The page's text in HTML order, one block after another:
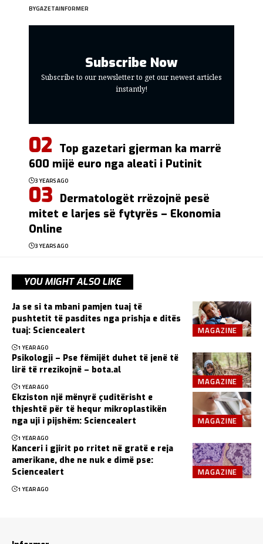
BYGAZETAINFORMER
Subscribe Now
Subscribe to our newsletter to get our newest articles
instantly!
Top gazetari gjerman ka marrë
600 mijë euro nga aleati i Putinit
3 YEARS AGO
Dermatologët rrëzojnë pesë
mitet e larjes së fytyrës – Ekonomia
Online
3 YEARS AGO
YOU MIGHT ALSO LIKE
MAGAZINE
Ja se si ta mbani pamjen tuaj të
pushtetit të pasdites nga prishja e ditës
tuaj: Sciencealert
1 YEAR AGO
MAGAZINE
Psikologji – Pse fëmijët duhet të jenë të
lirë të rrezikojnë – bota.al
1 YEAR AGO
MAGAZINE
Ekziston një mënyrë çuditërisht e
thjeshtë për të hequr mikroplastikën
nga uji i pijshëm: Sciencealert
1 YEAR AGO
MAGAZINE
Kanceri i gjirit po rritet në gratë e reja
amerikane, dhe ne nuk e dimë pse:
Sciencealert
1 YEAR AGO